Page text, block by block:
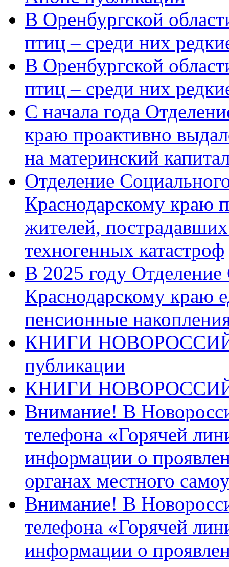
В Оренбургской
птиц – среди них
В Оренбургской
птиц – среди них
С начала года
краю проактивно
на материнский
Отделение
Краснодарскому краю
жителей,
техногенных катастроф
В 2025 году
Краснодарскому краю
пенсионные
КНИГИ
публикации
КНИГИ
Внимание! В
телефона «Горячей
информации о
органах местного
Внимание! В
телефона «Горячей
информации о